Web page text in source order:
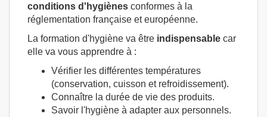
conditions d'hygiènes conformes à la
réglementation française et européenne.
La formation d'hygiène va être indispensable car
elle va vous apprendre à :
Vérifier les différentes températures
(conservation, cuisson et refroidissement).
Connaître la durée de vie des produits.
Savoir l'hygiène à adapter aux personnels.